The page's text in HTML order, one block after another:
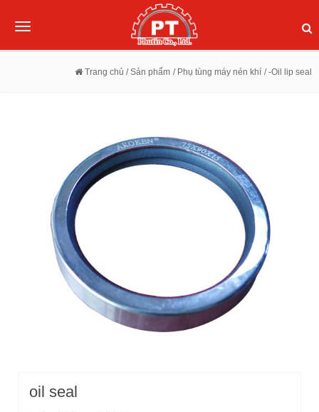
Toggle
Trang chủ / Sản phẩm / Phụ tùng máy nén khí / -Oil lip seal
oil seal